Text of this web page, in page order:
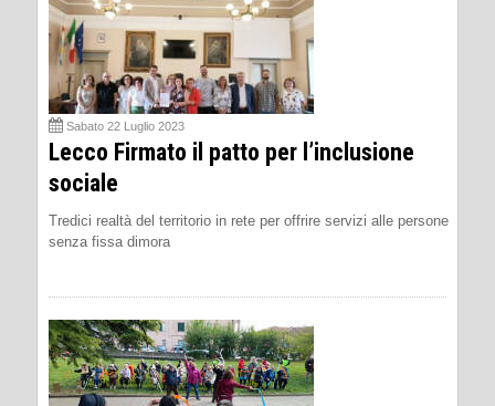
Sabato 22 Luglio 2023
Lecco Firmato il patto per l’inclusione
sociale
Tredici realtà del territorio in rete per offrire servizi alle persone
senza fissa dimora